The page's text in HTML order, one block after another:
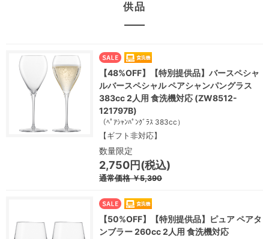
供品
【48%OFF】【特別提供品】バースペシャ
ルバースペシャル ペアシャンパングラス
383cc 2人用 食洗機対応 (ZW8512-
121797B)
（ﾍﾟｱｼｬﾝﾊﾟﾝｸﾞﾗｽ 383cc）
【ギフト非対応】
数量限定
2,750円(税込)
通常価格￥5,390
【50%OFF】【特別提供品】ピュア ペアタ
ンブラー 260cc 2人用 食洗機対応